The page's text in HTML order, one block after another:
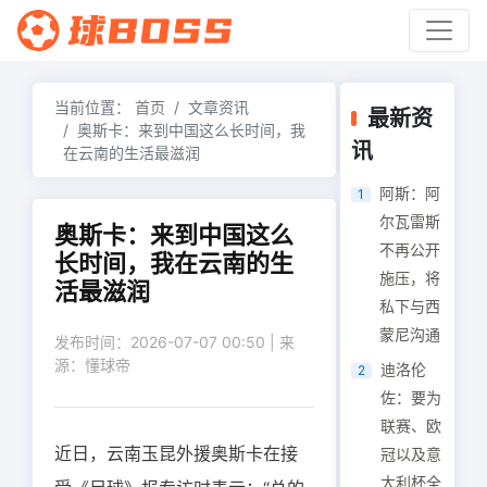
当前位置： 首页
文章资讯
奥斯卡：来到中国这么长时间，我
在云南的生活最滋润
奥斯卡：来到中国这么
长时间，我在云南的生
活最滋润
发布时间：2026-07-07 00:50 | 来
源：懂球帝
近日，云南玉昆外援奥斯卡在接
最新资
讯
1
阿斯：阿
尔瓦雷斯
不再公开
施压，将
私下与西
蒙尼沟通
2
迪洛伦
佐：要为
联赛、欧
冠以及意
大利杯全